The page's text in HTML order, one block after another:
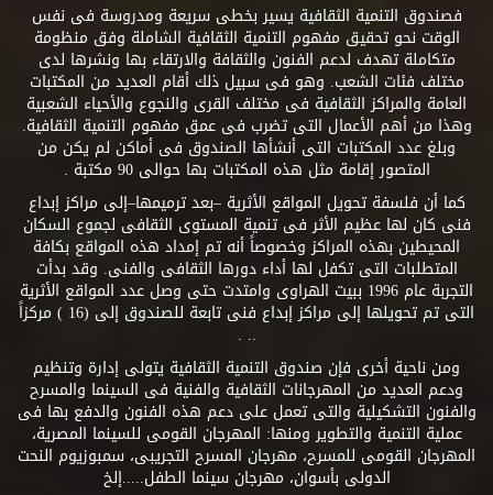
فصندوق التنمية الثقافية يسير بخطى سريعة ومدروسة فى نفس
الوقت نحو تحقيق مفهوم التنمية الثقافية الشاملة وفق منظومة
متكاملة تهدف لدعم الفنون والثقافة والارتقاء بها ونشرها لدى
مختلف فئات الشعب. وهو فى سبيل ذلك أقام العديد من المكتبات
العامة والمراكز الثقافية فى مختلف القرى والنجوع والأحياء الشعبية
وهذا من أهم الأعمال التى تضرب فى عمق مفهوم التنمية الثقافية.
وبلغ عدد المكتبات التى أنشأها الصندوق فى أماكن لم يكن من
المتصور إقامة مثل هذه المكتبات بها حوالى 90 مكتبة .
كما أن فلسفة تحويل المواقع الأثرية –بعد ترميمها–إلى مراكز إبداع
فنى كان لها عظيم الأثر فى تنمية المستوى الثقافى لجموع السكان
المحيطين بهذه المراكز وخصوصاً أنه تم إمداد هذه المواقع بكافة
المتطلبات التى تكفل لها أداء دورها الثقافى والفنى. وقد بدأت
التجربة عام 1996 ببيت الهراوى وامتدت حتى وصل عدد المواقع الأثرية
التى تم تحويلها إلى مراكز إبداع فنى تابعة للصندوق إلى (16 ) مركزاً
.. .
ومن ناحية أخرى فإن صندوق التنمية الثقافية يتولى إدارة وتنظيم
ودعم العديد من المهرجانات الثقافية والفنية فى السينما والمسرح
والفنون التشكيلية والتى تعمل على دعم هذه الفنون والدفع بها فى
عملية التنمية والتطوير ومنها: المهرجان القومى للسينما المصرية،
المهرجان القومى للمسرح، مهرجان المسرح التجريبى، سمبوزيوم النحت
الدولى بأسوان، مهرجان سينما الطفل.....إلخ